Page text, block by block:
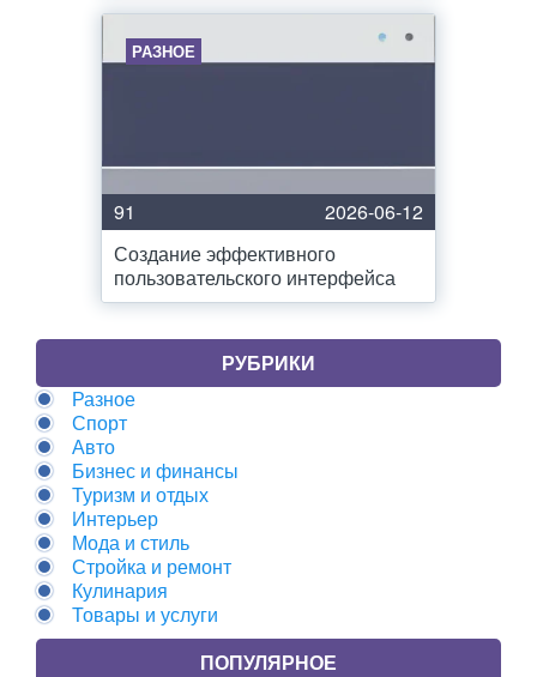
РАЗНОЕ
91
2026-06-12
Создание эффективного
пользовательского интерфейса
РУБРИКИ
Разное
Спорт
Авто
Бизнес и финансы
Туризм и отдых
Интерьер
Мода и стиль
Стройка и ремонт
Кулинария
Товары и услуги
ПОПУЛЯРНОЕ